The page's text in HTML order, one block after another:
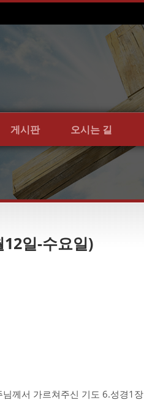
게시판 오시는 길
일-수요일)
께서 가르쳐주신 기도 6.성경1